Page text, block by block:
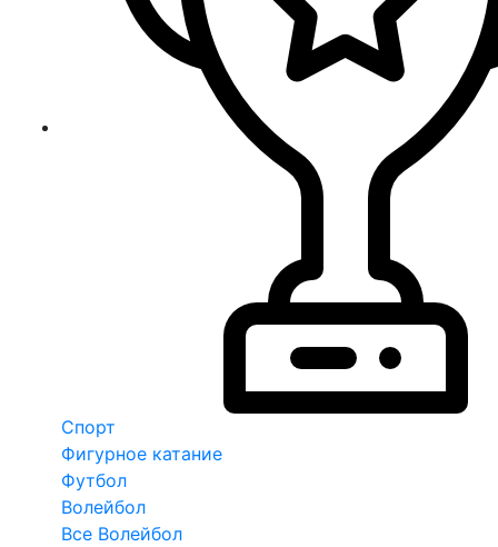
Спорт
Фигурное катание
Футбол
Волейбол
Все Волейбол